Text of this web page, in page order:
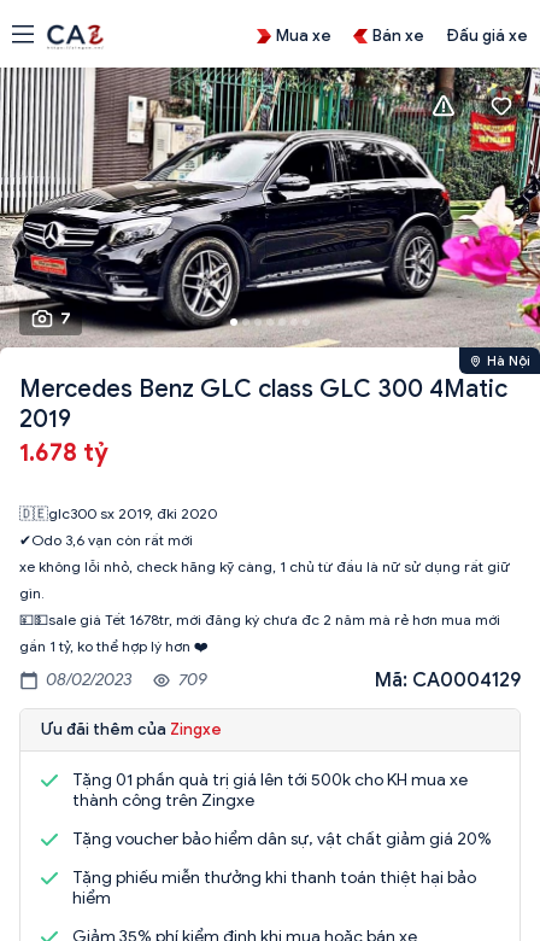
Mua xe Bán xe Đấu giá xe
7
Hà Nội
Mercedes Benz GLC class GLC 300 4Matic
2019
1.678 tỷ
🇩🇪glc300 sx 2019, đki 2020
✔Odo 3,6 vạn còn rất mới
xe không lỗi nhỏ, check hãng kỹ càng, 1 chủ từ đầu là nữ sử dụng rất giữ
gìn.
💴💵sale giá Tết 1678tr, mới đăng ký chưa đc 2 năm mà rẻ hơn mua mới
gần 1 tỷ, ko thể hợp lý hơn ❤️
08/02/2023 709 Mã: CA0004129
Ưu đãi thêm của Zingxe
Tặng 01 phần quà trị giá lên tới 500k cho KH mua xe
thành công trên Zingxe
Tặng voucher bảo hiểm dân sự, vật chất giảm giá 20%
Tặng phiếu miễn thưởng khi thanh toán thiệt hại bảo
hiểm
Giảm 35% phí kiểm định khi mua hoặc bán xe